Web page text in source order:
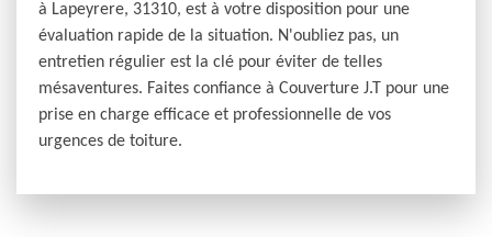
à Lapeyrere, 31310, est à votre disposition pour une
évaluation rapide de la situation. N'oubliez pas, un
entretien régulier est la clé pour éviter de telles
mésaventures. Faites confiance à Couverture J.T pour une
prise en charge efficace et professionnelle de vos
urgences de toiture.